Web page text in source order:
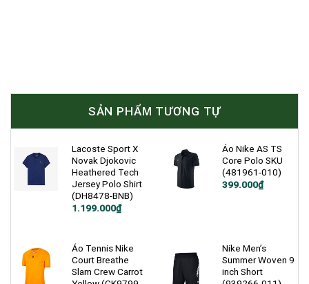
SẢN PHẨM TƯƠNG TỰ
Lacoste Sport X
Novak Djokovic
Heathered Tech
Jersey Polo Shirt
(DH8478-BNB)
Giá
1.199.000₫
Giá
1.199.000₫.
Áo Nike AS TS
Core Polo SKU
(481961-010)
Giá
399.000₫
Giá
Áo Tennis Nike
Court Breathe
Slam Crew Carrot
Nike Men’s
Summer Woven 9
inch Short